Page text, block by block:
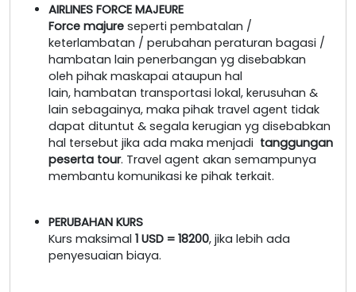
AIRLINES FORCE MAJEURE
Force majure seperti pembatalan /
keterlambatan / perubahan peraturan bagasi /
hambatan lain penerbangan yg disebabkan
oleh pihak maskapai ataupun hal
lain, hambatan transportasi lokal, kerusuhan &
lain sebagainya, maka pihak travel agent tidak
dapat dituntut & segala kerugian yg disebabkan
hal tersebut jika ada maka menjadi tanggungan
peserta tour. Travel agent akan semampunya
membantu komunikasi ke pihak terkait.
PERUBAHAN KURS
Kurs maksimal 1 USD = 18200, jika lebih ada
penyesuaian biaya.